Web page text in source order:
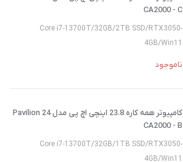
CA2000 - C
Core i7-13700T/32GB/2TB SSD/RTX3050-
4GB/Win11
ناموجود
کامپیوتر همه کاره 23.8 اینچی اچ پی مدل Pavilion 24
CA2000 - B
Core i7-13700T/32GB/1TB SSD/RTX3050-
4GB/Win11